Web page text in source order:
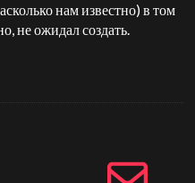
нам известно) в том
не ожидал создать.